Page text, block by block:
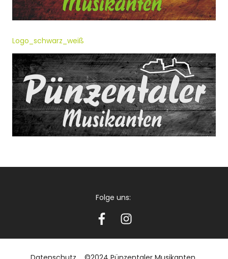
Logo_schwarz_weiß
Folge uns: